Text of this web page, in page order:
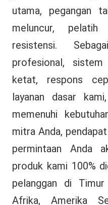
utama, pegangan
meluncur,
resistensi.
profesional,
ketat, respons
layanan dasar
memenuhi
mitra Anda,
permintaan Anda
produk kami 100%
pelanggan di
Afrika, Amerika